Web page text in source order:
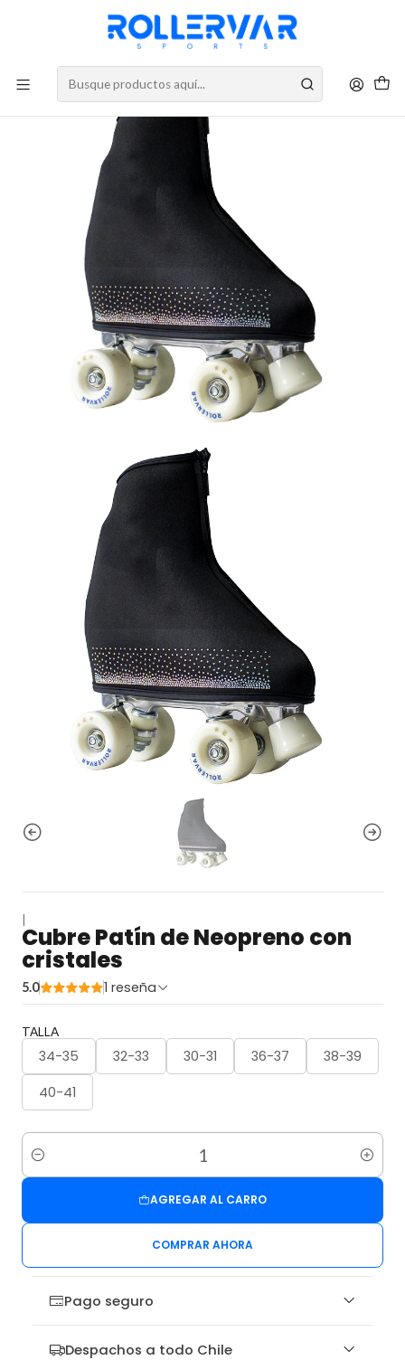
DESPACHOS A TODO CHILE
Cubre Patín de Neopreno con
cristales
5.0 1 reseña
TALLA
34-35 32-33 30-31 36-37
38-39
40-41
Cantidad
AGREGAR AL CARRO
COMPRAR AHORA
Pago seguro
Despachos a todo Chile